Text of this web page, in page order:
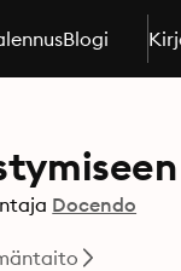
Blogi
Docendo